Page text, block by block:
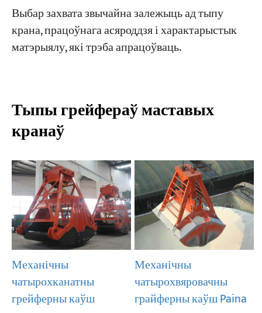
Праекты
Блогі
Праграмы
Выбар захвата звычайна залежыць ад тыпу
крана, працоўнага асяроддзя і характарыстык
матэрыялу, які трэба апрацоўваць.
Тыпы грейфераў маставых
кранаў
Механічны
чатырохканатны
грейферны каўш
Механічны
чатырохвяровачны
грайферны каўш Paina